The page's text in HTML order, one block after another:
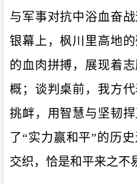
与军事对抗中浴血奋
银幕上，枫川里高地
的血肉拼搏，展现着
概；谈判桌前，我方
挑衅，用智慧与坚韧
了“实力赢和平”的历
交织，恰是和平来之不